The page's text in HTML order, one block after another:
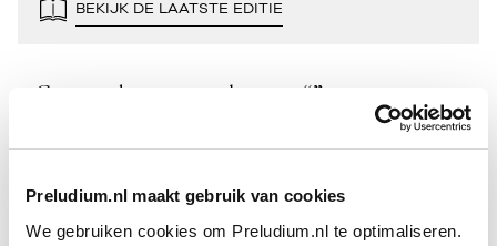
Preludium.nl maakt gebruik van cookies
We gebruiken cookies om Preludium.nl te optimaliseren.
BEKIJK DE LAATSTE EDITIE
Geen resultaten gevonden voor “”.